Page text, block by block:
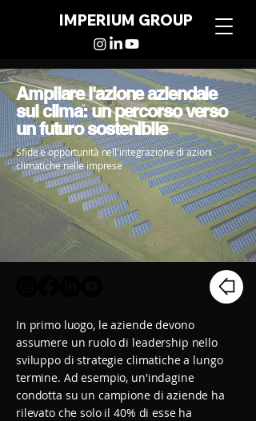
IMPERIUM GROUP
Ampliare l'azione aziendale
sul clima: un percorso verso
un futuro sostenibile
Sfide e opportunità nell'integrazione di azioni
climatiche nelle imprese
In primo luogo, le aziende devono
assumere un ruolo di leadership nello
sviluppo di strategie climatiche a lungo
termine. Ad esempio, un'indagine
condotta su un campione di aziende ha
rilevato che solo il 40% di esse ha